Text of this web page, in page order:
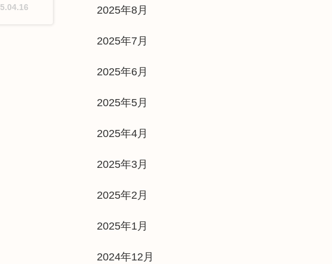
2025年8月
2025年7月
2025年6月
2025年5月
2025年4月
2025年3月
2025年2月
2025年1月
2024年12月